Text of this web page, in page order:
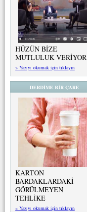
HÜZÜN BİZE
MUTLULUK VERİYOR
» Yazıyı okumak için tıklayın
DERDİME BİR ÇARE
KARTON
BARDAKLARDAKİ
GÖRÜLMEYEN
TEHLİKE
» Yazıyı okumak için tıklayın